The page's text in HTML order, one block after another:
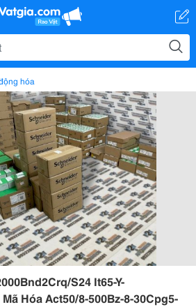
hóa
S24 It65-Y-
Hóa Act50/8-500Bz-8-30Cpg5-